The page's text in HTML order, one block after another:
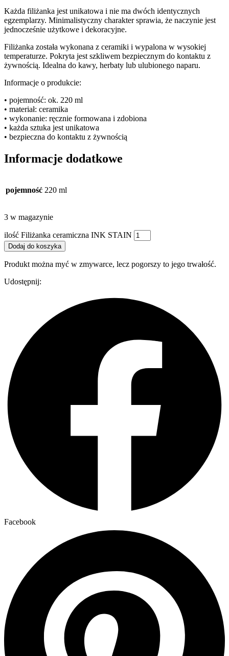
Każda filiżanka jest unikatowa i nie ma dwóch identycznych
egzemplarzy. Minimalistyczny charakter sprawia, że naczynie jest
jednocześnie użytkowe i dekoracyjne.
Filiżanka została wykonana z ceramiki i wypalona w wysokiej
temperaturze. Pokryta jest szkliwem bezpiecznym do kontaktu z
żywnością. Idealna do kawy, herbaty lub ulubionego naparu.
Informacje o produkcie:
• pojemność: ok. 220 ml
• materiał: ceramika
• wykonanie: ręcznie formowana i zdobiona
• każda sztuka jest unikatowa
• bezpieczna do kontaktu z żywnością
Informacje dodatkowe
pojemność 220 ml
3 w magazynie
ilość Filiżanka ceramiczna INK STAIN
Dodaj do koszyka
Produkt można myć w zmywarce, lecz pogorszy to jego trwałość.
Udostępnij:
Facebook